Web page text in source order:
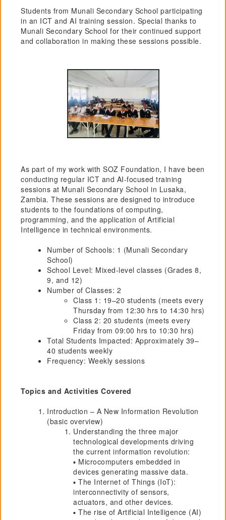
Students from Munali Secondary School participating
in an ICT and AI training session. Special thanks to
Munali Secondary School for their continued support
and collaboration in making these sessions possible.
As part of my work with SOZ Foundation, I have been
conducting regular ICT and AI-focused training
sessions at Munali Secondary School in Lusaka,
Zambia. These sessions are designed to introduce
students to the foundations of computing,
programming, and the application of Artificial
Intelligence in technical environments.
Number of Schools: 1 (Munali Secondary
School)
School Level: Mixed-level classes (Grades 8,
9, and 12)
Number of Classes: 2
Class 1: 19–20 students (meets every
Thursday from 12:30 hrs to 14:30 hrs)
Class 2: 20 students (meets every
Friday from 09:00 hrs to 10:30 hrs)
Total Students Impacted: Approximately 39–
40 students weekly
Frequency: Weekly sessions
Topics and Activities Covered
Introduction – A New Information Revolution
(basic overview)
Understanding the three major
technological developments driving
the current information revolution:
▪ Microcomputers embedded in
devices generating massive data.
▪ The Internet of Things (IoT):
interconnectivity of sensors,
actuators, and other devices.
▪ The rise of Artificial Intelligence (AI)